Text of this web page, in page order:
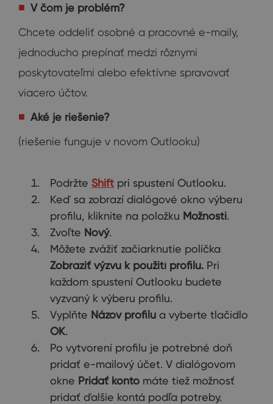
V čom je problém?
Chcete oddeliť osobné a pracovné e-maily,
jednoducho prepínať medzi rôznymi
poskytovateľmi alebo efektívne spravovať
viacero účtov.
Aké je riešenie?
(riešenie funguje v novom Outlooku)
Podržte Shift pri spustení Outlooku.
Keď sa zobrazí dialógové okno výberu
profilu, kliknite na položku Možnosti.
Zvoľte Nový.
Môžete zvážiť začiarknutie políčka
Zobraziť výzvu k použití profilu. Pri
každom spustení Outlooku budete
vyzvaný k výberu profilu.
Vyplňte Názov profilu a vyberte tlačidlo
OK.
Po vytvorení profilu je potrebné doň
pridať e-mailový účet. V dialógovom
okne Pridať konto máte tiež možnosť
pridať ďalšie kontá podľa potreby.